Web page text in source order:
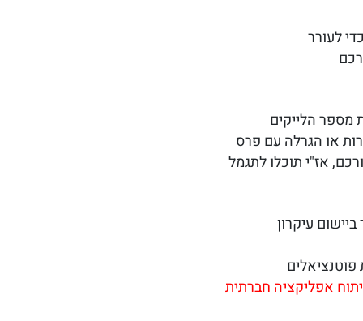
לעורר
מספר הלייקים
או הגרלה עם פרס
אז"י תוכלו לתגמל
עיקרון
אפליקציה חברתית